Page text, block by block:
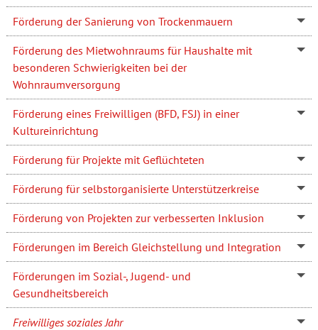
Förderung der Sanierung von Trockenmauern
Förderung des Mietwohnraums für Haushalte mit
besonderen Schwierigkeiten bei der
Wohnraumversorgung
Förderung eines Freiwilligen (BFD, FSJ) in einer
Kultureinrichtung
Förderung für Projekte mit Geflüchteten
Förderung für selbstorganisierte Unterstützerkreise
Förderung von Projekten zur verbesserten Inklusion
Förderungen im Bereich Gleichstellung und Integration
Förderungen im Sozial-, Jugend- und
Gesundheitsbereich
Freiwilliges soziales Jahr